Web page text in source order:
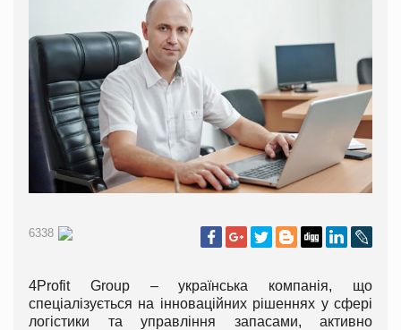
6338
4Profit Group – українська компанія, що
спеціалізується на інноваційних рішеннях у сфері
логістики та управління запасами, активно